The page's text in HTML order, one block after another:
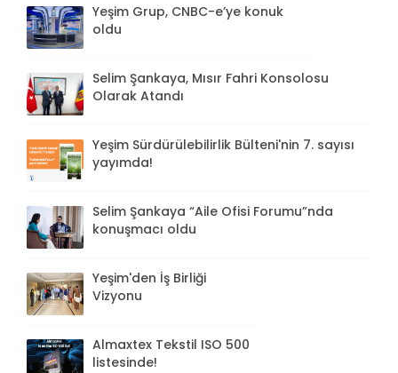
Yeşim Grup, CNBC-e’ye konuk
oldu
Selim Şankaya, Mısır Fahri Konsolosu
Olarak Atandı
Yeşim Sürdürülebilirlik Bülteni'nin 7. sayısı
yayımda!
Selim Şankaya “Aile Ofisi Forumu”nda
konuşmacı oldu
Yeşim'den İş Birliği
Vizyonu
Almaxtex Tekstil ISO 500
listesinde!